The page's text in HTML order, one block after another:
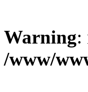
Warning:
/www/